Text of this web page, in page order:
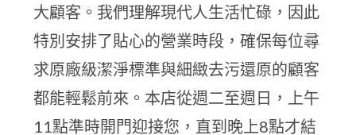
大顧客。我們理解現代人生活忙碌，因此
特別安排了貼心的營業時段，確保每位尋
求原廠級潔淨標準與細緻去污還原的顧客
都能輕鬆前來。本店從週二至週日，上午
11點準時開門迎接您，直到晚上8點才結